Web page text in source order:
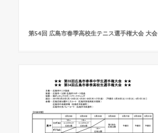
第54回 広島市春季高校生テニス選手権大会 大会